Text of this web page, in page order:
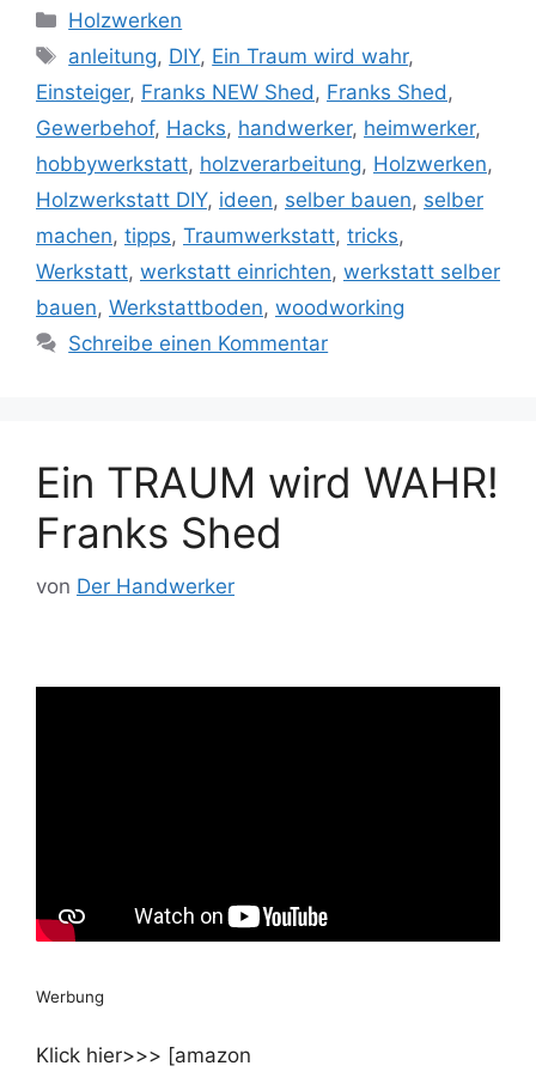
Kategorien
Holzwerken
Schlagwörter
anleitung, DIY, Ein Traum wird wahr,
Einsteiger, Franks NEW Shed, Franks Shed,
Gewerbehof, Hacks, handwerker, heimwerker,
hobbywerkstatt, holzverarbeitung, Holzwerken,
Holzwerkstatt DIY, ideen, selber bauen, selber
machen, tipps, Traumwerkstatt, tricks,
Werkstatt, werkstatt einrichten, werkstatt selber
bauen, Werkstattboden, woodworking
Schreibe einen Kommentar
Ein TRAUM wird WAHR!
Franks Shed
von Der Handwerker
Werbung
Klick hier>>> [amazon